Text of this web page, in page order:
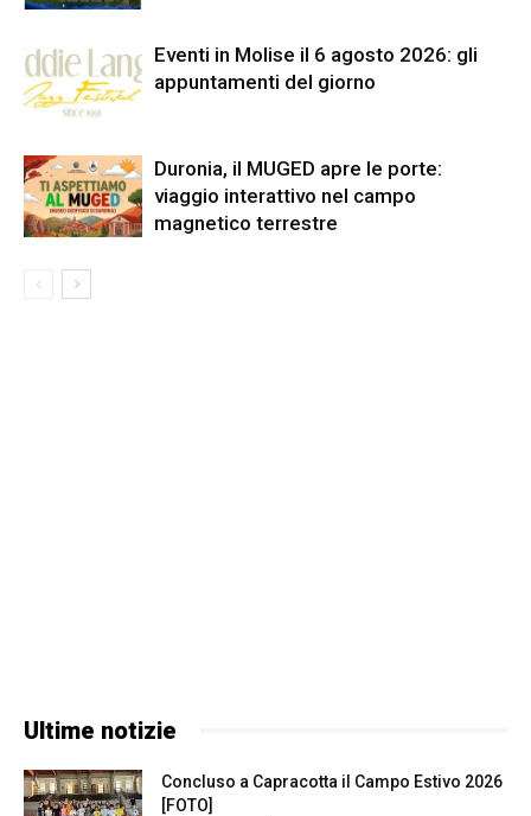
Eventi in Molise il 6 agosto 2026: gli
appuntamenti del giorno
Duronia, il MUGED apre le porte:
viaggio interattivo nel campo
magnetico terrestre
Ultime notizie
Concluso a Capracotta il Campo Estivo 2026
[FOTO]